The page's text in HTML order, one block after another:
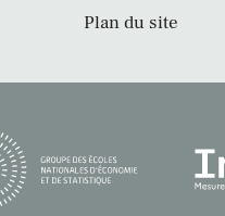
Plan du site